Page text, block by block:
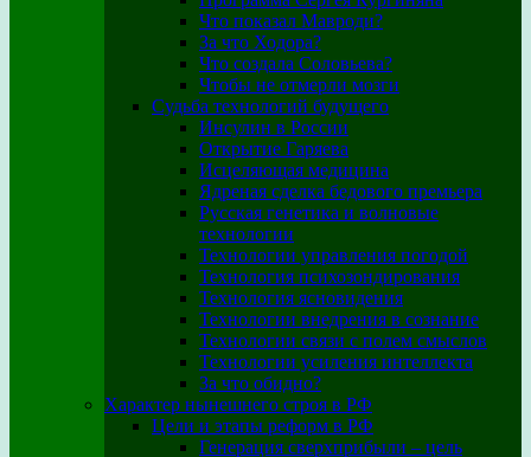
Что показал Мавроди?
За что Ходора?
Что создала Соловьева?
Чтобы не отмерли мозги
Судьба технологий будущего
Инсулин в России
Открытие Гаряева
Исцеляющая медицина
Ядреная сделка бедового премьера
Русская генетика и волновые
технологии
Технологии управления погодой
Технология психозондирования
Технология ясновидения
Технологии внедрения в сознание
Технологии связи с полем смыслов
Технологии усиления интеллекта
За что обидно?
Характер нынешнего строя в РФ
Цели и этапы реформ в РФ
Генерация сверхприбыли – цель